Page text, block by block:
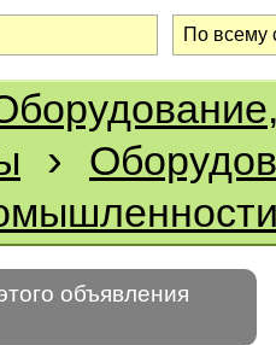
›
объявления